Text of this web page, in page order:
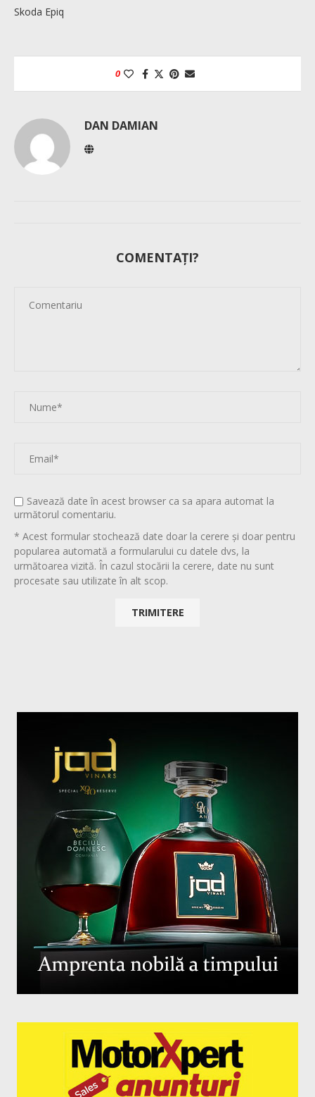
Skoda Epiq
0
DAN DAMIAN
COMENTAȚI?
Savează date în acest browser ca sa apara automat la
următorul comentariu.
* Acest formular stochează date doar la cerere și doar pentru
popularea automată a formularului cu datele dvs, la
următoarea vizită. În cazul stocării la cerere, date nu sunt
procesate sau utilizate în alt scop.